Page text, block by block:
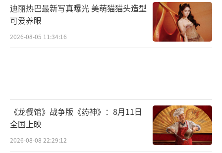
迪丽热巴最新写真曝光 美萌猫猫头造型
可爱养眼
2026-08-05 11:34:16
《龙餐馆》战争版《药神》：8月11日
全国上映
2026-08-08 22:29:12